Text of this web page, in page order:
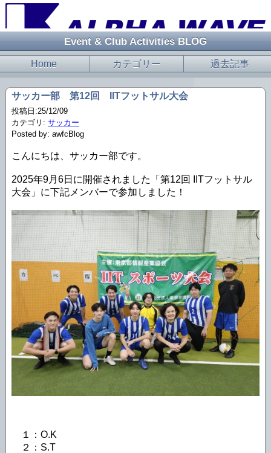
Event & Club Activities BLOG
Home カテゴリー 過去記事
サッカー部 第12回 IITフットサル大会
投稿日:25/12/09
カテゴリ: サッカー
Posted by: awfcBlog
こんにちは、サッカー部です。
2025年9月6日に開催されました「第12回 IITフットサル
大会」に下記メンバーで参加しました！
１：O.K
２：S.T